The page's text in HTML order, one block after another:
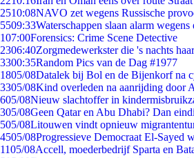
2510:08NAVO zet wegens Russische
5509:33Waterschappen slaan alarm
107:00Forensics: Crime Scene Detective
2306:40Zorgmedewerkster die 's nachts
3300:35Random Pics van de Dag #1977
1805/08Datalek bij Bol en de Bijenkorf na
3305/08Kind overleden na aanrijding door
605/08Nieuw slachtoffer in
305/08Geen Qatar en Abu Dhabi? Dan
505/08Litouwen vindt opnieuw
4505/08Progressieve Democraat El-
1105/08Accell, moederbedrijf Sparta en